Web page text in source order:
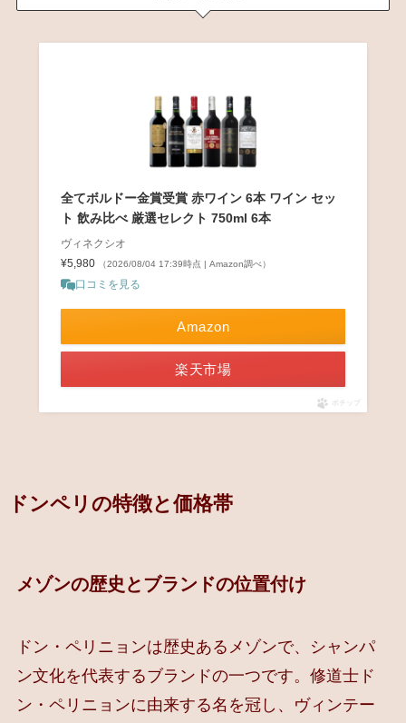
全てボルドー金賞受賞 赤ワイン 6本 ワイン セッ
ト 飲み比べ 厳選セレクト 750ml 6本
ヴィネクシオ
¥5,980
（2026/08/04 17:39時点 | Amazon調べ）
口コミを見る
Amazon
楽天市場
ポチップ
ドンペリの特徴と価格帯
メゾンの歴史とブランドの位置付け
ドン・ペリニョンは歴史あるメゾンで、シャンパ
ン文化を代表するブランドの一つです。修道士ド
ン・ペリニョンに由来する名を冠し、ヴィンテー